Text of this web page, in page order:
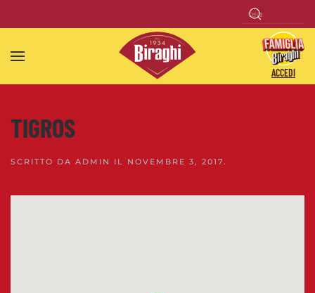
Skip to main content
ACCEDI
TIGROS
SCRITTO DA ADMIN IL NOVEMBRE 3, 2017.